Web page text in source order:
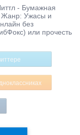
- Бумажная
Жанр: Ужасы и
без
или прочесть